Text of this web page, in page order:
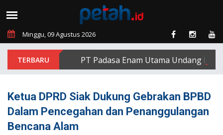
Minggu, 09 Agustus 2026
PT Padasa Enam Utama Undang
Ketua DPRD Siak Dukung Gebrakan BPBD
Dalam Pencegahan dan Penanggulangan
Bencana Alam